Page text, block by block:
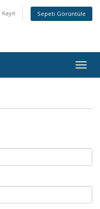
Kayıt Sepeti Görüntüle